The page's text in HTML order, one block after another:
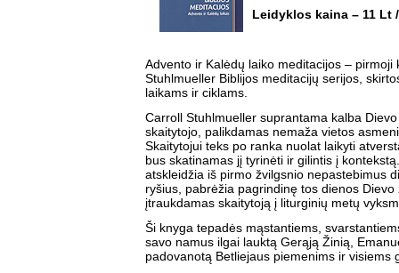
Leidyklos kaina – 11 Lt
Advento ir Kalėdų laiko meditacijos – pirmoji
Stuhlmueller Biblijos meditacijų serijos,
laikams ir ciklams.
Carroll Stuhlmueller suprantama kalba
skaitytojo, palikdamas nemaža vietos
Skaitytojui teks po ranka nuolat laikyti
bus skatinamas jį tyrinėti ir gilintis į
atskleidžia iš pirmo žvilgsnio nepastebimus
ryšius, pabrėžia pagrindinę tos dienos
įtraukdamas skaitytoją į liturginių metų
Ši knyga tepadės mąstantiems,
savo namus ilgai lauktą Gerąją Žinią,
padovanotą Betliejaus piemenims ir visiems